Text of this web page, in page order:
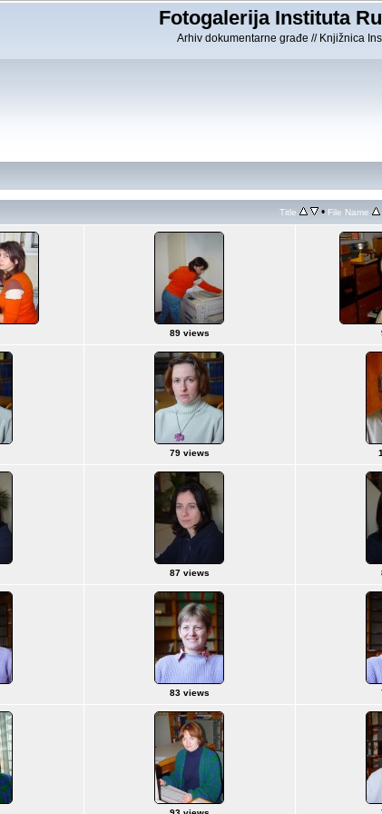
Fotogalerija Instituta
Arhiv dokumentarne građe // Knjižnica
Title • File Name
89 views
79 views
87 views
83 views